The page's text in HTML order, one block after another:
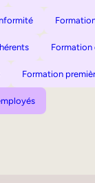
Formation
Formation